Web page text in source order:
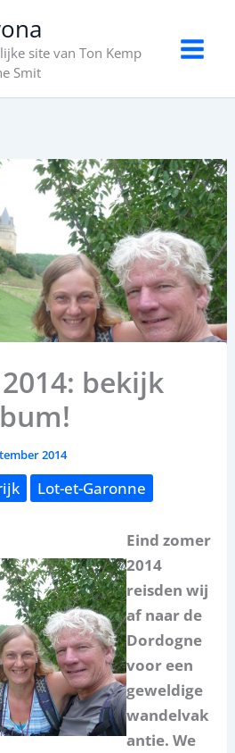
site van Ton Kemp
Smit
bekijk
2014
Lot-et-Garonne
Eind zomer
2014
reisden wij
af naar de
Dordogne
voor een
geweldige
wandelvak
antie. We